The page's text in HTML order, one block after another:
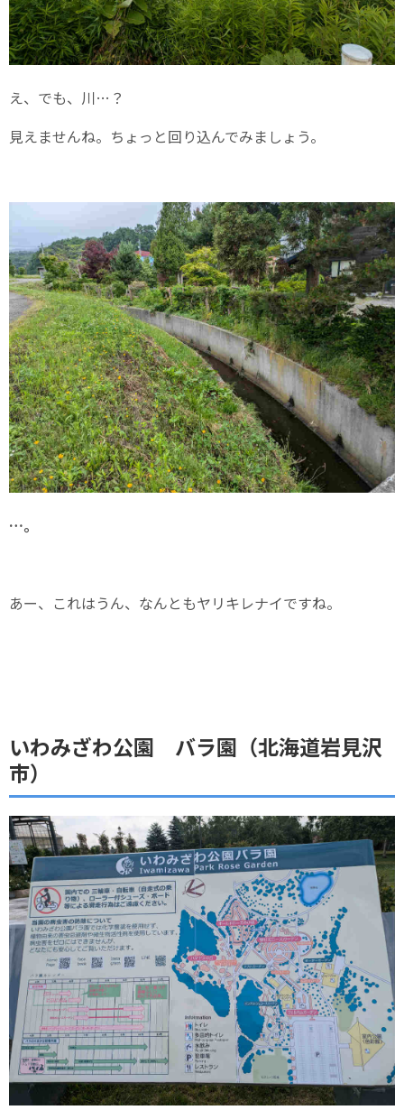
え、でも、川…？
見えませんね。ちょっと回り込んでみましょう。
…。
あー、これはうん、なんともヤリキレナイですね。
いわみざわ公園 バラ園（北海道岩見沢
市）